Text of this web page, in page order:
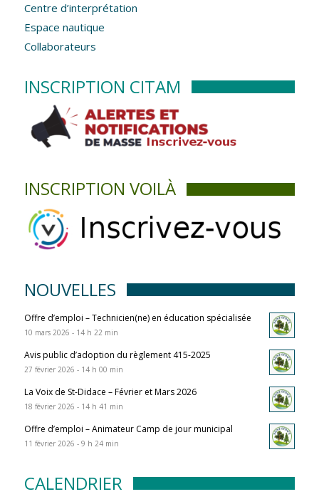
Centre d’interprétation
Espace nautique
Collaborateurs
INSCRIPTION CITAM
INSCRIPTION VOILÀ
NOUVELLES
Offre d’emploi – Technicien(ne) en éducation spécialisée
10 mars 2026 - 14 h 22 min
Avis public d’adoption du règlement 415-2025
27 février 2026 - 14 h 00 min
La Voix de St-Didace – Février et Mars 2026
18 février 2026 - 14 h 41 min
Offre d’emploi – Animateur Camp de jour municipal
11 février 2026 - 9 h 24 min
CALENDRIER